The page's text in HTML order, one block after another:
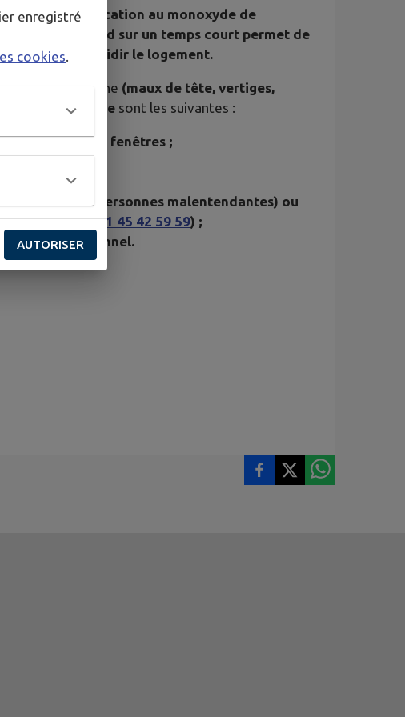
accru d’intoxication au monoxyde de
en grand sur un temps court permet de
sans refroidir le logement.
de carbone (maux de tête, vertiges,
bonne conduite sont les suivantes :
portes et fenêtres ;
114 pour les personnes malentendantes) ou
24/24, 7/7 :01 45 42 59 59) ;
d’un professionnel.
enregistré
cookies
AUTORISER